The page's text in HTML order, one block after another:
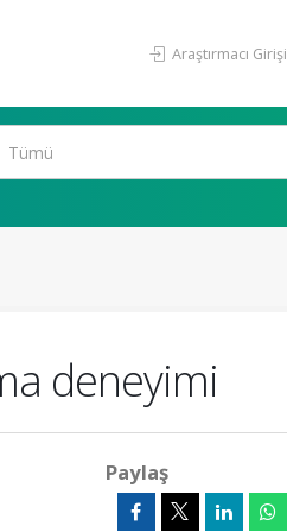
Araştırmacı Girişi
deneyimi
Paylaş